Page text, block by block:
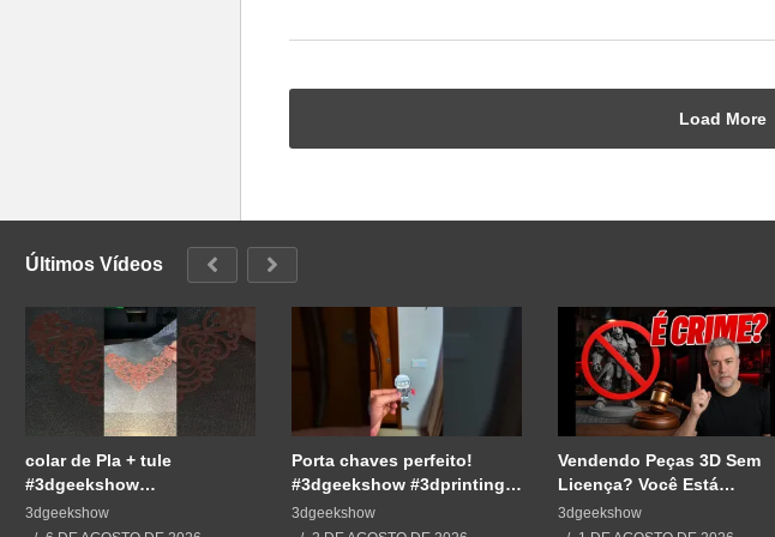
Load More
Últimos Vídeos
colar de Pla + tule
#3dgeekshow
#impressão3d #3dprint
#3dprinting #impresion3d
3dgeekshow
Porta chaves perfeito!
#3dgeekshow #3dprinting
#3dprint #impressão3d
#impresion3d
3dgeekshow
Vendendo Peças 3D Sem
Licença? Você Está
Cometendo um Erro GRAVE
3dgeekshow